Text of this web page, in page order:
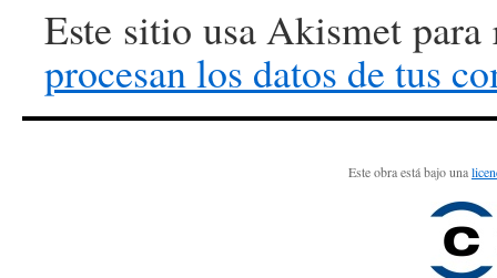
Este sitio usa Akismet
procesan los datos de tus
Este obra está bajo una